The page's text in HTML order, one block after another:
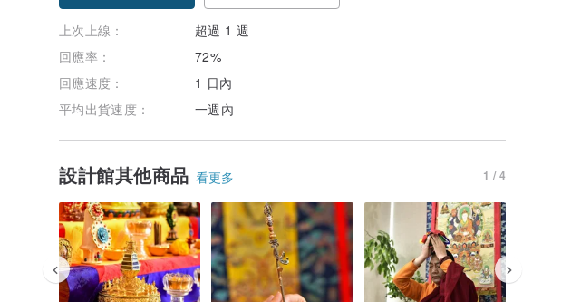
上次上線：
超過 1 週
回應率：
72%
回應速度：
1 日內
平均出貨速度：
一週內
設計館其他商品 看更多 1 / 4